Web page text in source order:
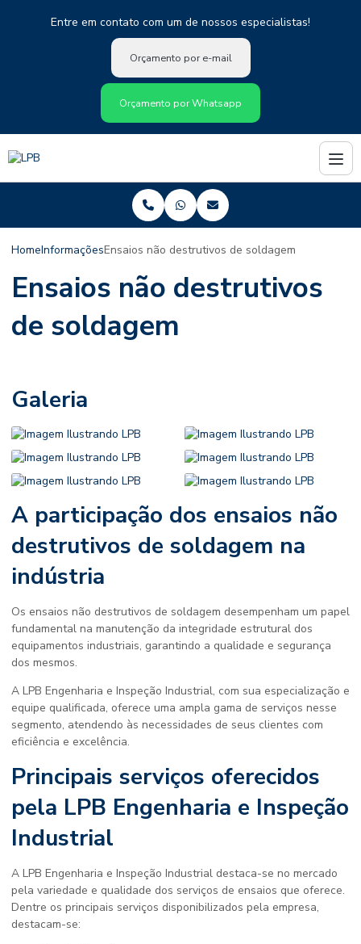
Entre em contato com um de nossos especialistas!
Orçamento por e-mail
Orçamento por Whatsapp
HomeInformaçõesEnsaios não destrutivos de soldagem
Ensaios não destrutivos
de soldagem
Galeria
A participação dos ensaios não
destrutivos de soldagem na
indústria
Os ensaios não destrutivos de soldagem desempenham um papel
fundamental na manutenção da integridade estrutural dos
equipamentos industriais, garantindo a qualidade e segurança
dos mesmos.
A LPB Engenharia e Inspeção Industrial, com sua especialização e
equipe qualificada, oferece uma ampla gama de serviços nesse
segmento, atendendo às necessidades de seus clientes com
eficiência e excelência.
Principais serviços oferecidos
pela LPB Engenharia e Inspeção
Industrial
A LPB Engenharia e Inspeção Industrial destaca-se no mercado
pela variedade e qualidade dos serviços de ensaios que oferece.
Dentre os principais serviços disponibilizados pela empresa,
destacam-se: